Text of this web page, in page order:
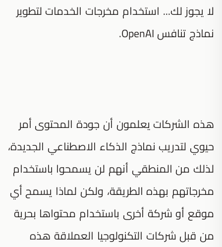
لا يجوز لك... استخدام مخرجات الخدمات لتطوير
نماذج تنافس OpenAI.
هذه الشركات يعلمون أن جودة المحتوى أمر
حيوي لتدريب نماذج الذكاء الاصطناعي الجديدة،
لذلك من المنطقي أنهم لن يسمحوا باستخدام
مخرجاتهم بهذه الطريقة، ولكن لماذا يسمح أي
موقع أو شركة أخرى باستخدام محتواها بحرية
من قبل شركات التكنولوجيا العملاقة هذه